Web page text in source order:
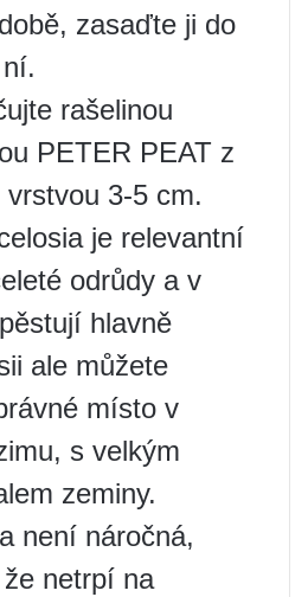
zasaďte ji do
rašelinou
PETER PEAT z
3-5 cm.
je relevantní
odrůdy a v
hlavně
ale můžete
místo v
s velkým
zeminy.
není náročná,
netrpí na